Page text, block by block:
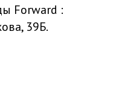
Forward :
39Б.